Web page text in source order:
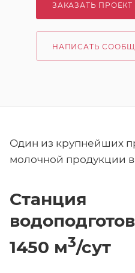
ЗАКАЗАТЬ ПРОЕКТ
НАПИСАТЬ
Один из крупнейших
молочной продукции
Станция
1450 м3/сут